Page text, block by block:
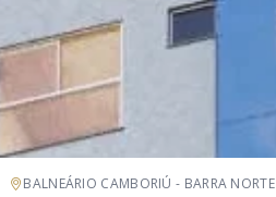
BALNEÁRIO CAMBORIÚ - BARRA NORTE